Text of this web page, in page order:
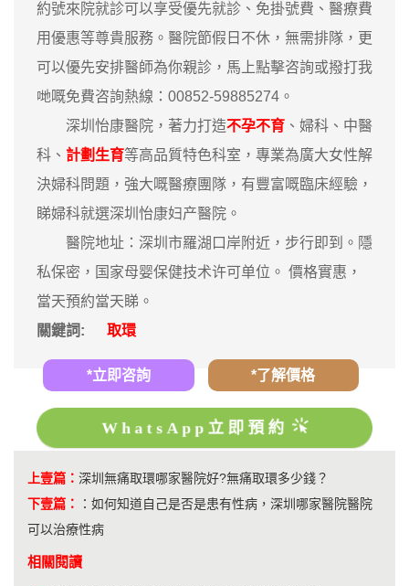
約號來院就診可以享受優先就診、免掛號費、醫療費
用優惠等尊貴服務。醫院節假日不休，無需排隊，更
可以優先安排醫師為你親診，馬上點擊咨詢或撥打我
哋嘅免費咨詢熱線：00852-59885274。
深圳怡康醫院，著力打造不孕不育 、婦科、中醫
科、 計劃生育等高品質特色科室，專業為廣大女性解
決婦科問題，強大嘅醫療團隊，有豐富嘅臨床經驗，
睇婦科就選深圳怡康妇产醫院。
醫院地址：深圳市羅湖口岸附近，步行即到。隱
私保密，国家母婴保健技术许可单位。 價格實惠，
當天預約當天睇。
關鍵詞:
取環
*立即咨詢 *了解價格
WhatsApp立即預約
上壹篇： ​深圳無痛取環哪家醫院好?無痛取環多少錢？
下壹篇：
： 如何知道自己是否是患有性病，深圳哪家醫院醫院
可以治療性病
相關閱讀